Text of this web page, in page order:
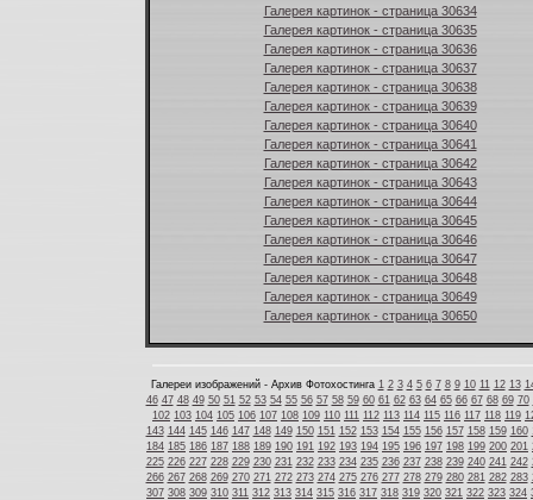
Галерея картинок - страница 30634
Галерея картинок - страница 30635
Галерея картинок - страница 30636
Галерея картинок - страница 30637
Галерея картинок - страница 30638
Галерея картинок - страница 30639
Галерея картинок - страница 30640
Галерея картинок - страница 30641
Галерея картинок - страница 30642
Галерея картинок - страница 30643
Галерея картинок - страница 30644
Галерея картинок - страница 30645
Галерея картинок - страница 30646
Галерея картинок - страница 30647
Галерея картинок - страница 30648
Галерея картинок - страница 30649
Галерея картинок - страница 30650
Галереи изображений - Архив Фотохостинга 1 2 3 4 5 6 7 8 9 10 11 12 13
46 47 48 49 50 51 52 53 54 55 56 57 58 59 60 61 62 63 64 65 66 67 68 69 70
102 103 104 105 106 107 108 109 110 111 112 113 114 115 116 117 118 119
143 144 145 146 147 148 149 150 151 152 153 154 155 156 157 158 159 160
184 185 186 187 188 189 190 191 192 193 194 195 196 197 198 199 200 201
225 226 227 228 229 230 231 232 233 234 235 236 237 238 239 240 241 242
266 267 268 269 270 271 272 273 274 275 276 277 278 279 280 281 282 283
307 308 309 310 311 312 313 314 315 316 317 318 319 320 321 322 323 324